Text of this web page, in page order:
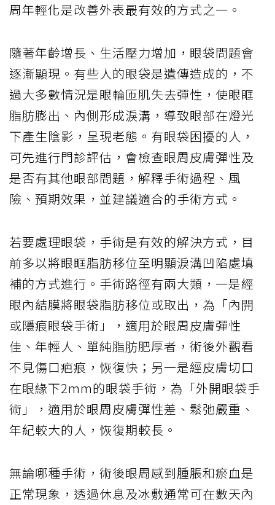
周年輕化是改善外表最有效的方式之一。
隨著年齡增長、生活壓力增加，眼袋問題會
逐漸顯現。有些人的眼袋是遺傳造成的，不
過大多數情況是眼輪匝肌失去彈性，使眼眶
脂肪膨出、內側形成淚溝，導致眼部在燈光
下產生陰影，呈現老態。有眼袋困擾的人，
可先進行門診評估，會檢查眼周皮膚彈性及
是否有其他眼部問題，解釋手術過程、風
險、預期效果，並建議適合的手術方式。
若要處理眼袋，手術是有效的解決方式，目
前多以將眼眶脂肪移位至明顯淚溝凹陷處填
補的方式進行。手術路徑有兩大類，一是經
眼內結膜將眼袋脂肪移位或取出，為「內開
或隱痕眼袋手術」，適用於眼周皮膚彈性
佳、年輕人、單純脂肪肥厚者，術後外觀看
不見傷口疤痕，恢復快；另一是經皮膚切口
在眼緣下2mm的眼袋手術，為「外開眼袋手
術」，適用於眼周皮膚彈性差、鬆弛嚴重、
年紀較大的人，恢復期較長。
無論哪種手術，術後眼周感到腫脹和瘀血是
正常現象，透過休息及冰敷通常可在數天內